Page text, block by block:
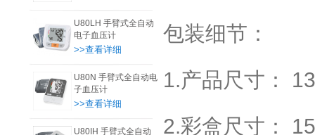
U80LH 手臂式全自动
电子血压计
>>查看详细
U80N 手臂式全自动电
子血压计
>>查看详细
U80IH 手臂式全自动
包装细节：
1.产品尺寸：
2.彩盒尺寸：